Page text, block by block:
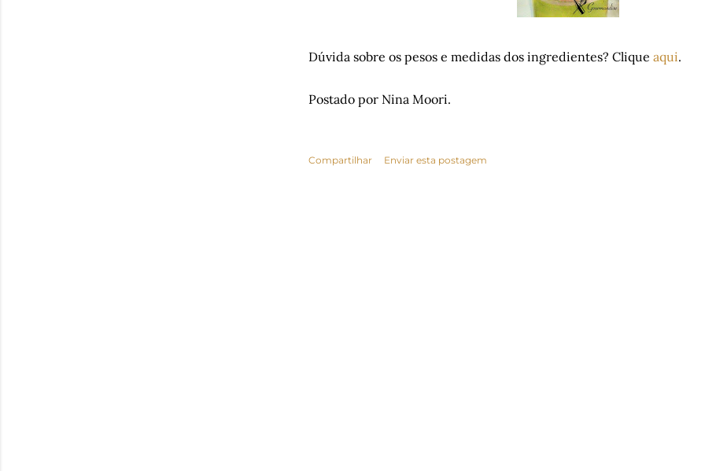
Dúvida sobre os pesos e medidas dos ingredientes? Clique aqui.
Postado por Nina Moori.
Compartilhar Enviar esta postagem